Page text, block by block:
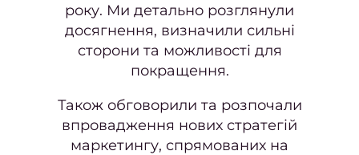
року. Ми детально розглянули
досягнення, визначили сильні
сторони та можливості для
покращення.
Також обговорили та розпочали
впровадження нових стратегій
маркетингу, спрямованих на